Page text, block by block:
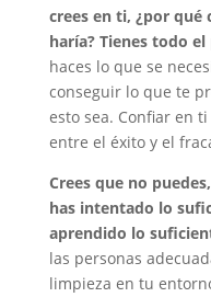
crees en ti, ¿por qué
haría? Tienes todo
haces lo que se
conseguir lo que te
esto sea. Confiar en
entre el éxito y el
Crees que no
has intentado lo
aprendido lo
las personas
limpieza en tu